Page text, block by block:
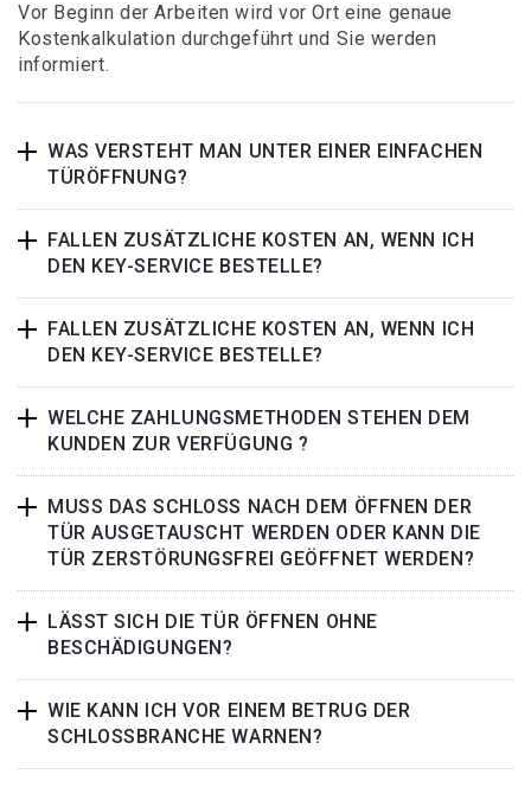
Vor Beginn der Arbeiten wird vor Ort eine genaue
Kostenkalkulation durchgeführt und Sie werden
informiert.
WAS VERSTEHT MAN UNTER EINER EINFACHEN
TÜRÖFFNUNG?
FALLEN ZUSÄTZLICHE KOSTEN AN, WENN ICH
DEN KEY-SERVICE BESTELLE?
FALLEN ZUSÄTZLICHE KOSTEN AN, WENN ICH
DEN KEY-SERVICE BESTELLE?
WELCHE ZAHLUNGSMETHODEN STEHEN DEM
KUNDEN ZUR VERFÜGUNG ?
MUSS DAS SCHLOSS NACH DEM ÖFFNEN DER
TÜR AUSGETAUSCHT WERDEN ODER KANN DIE
TÜR ZERSTÖRUNGSFREI GEÖFFNET WERDEN?
LÄSST SICH DIE TÜR ÖFFNEN OHNE
BESCHÄDIGUNGEN?
WIE KANN ICH VOR EINEM BETRUG DER
SCHLOSSBRANCHE WARNEN?